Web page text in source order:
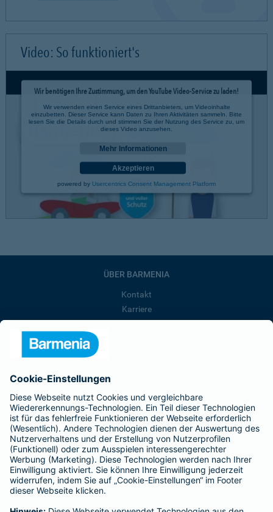
Video: So funktioniert's
Wir benötigen Ihre Zustimmung, um den YouTube Video-Service zu laden!
Wir verwenden einen Service eines Drittanbieters, um Videoinhalte
einzubetten. Dieser Service kann Daten zu Ihren Aktivitäten sammeln. Bitte
lesen Sie die Details durch und stimmen Sie der Nutzung des Service zu, um
dieses Video anzusehen.
Mehr Informationen
Akzeptieren
powered by Usercentrics Consent Management Platform
ÜBER BARMENIA
Kontakt
Karriere
Barmenia ist Teil der BarmeniaGothaer
BELIEBTE SEITEN
Kranken-Zusatzversicherung
Tierversicherungen
Haftpflichtversicherung
Hausratversicherung